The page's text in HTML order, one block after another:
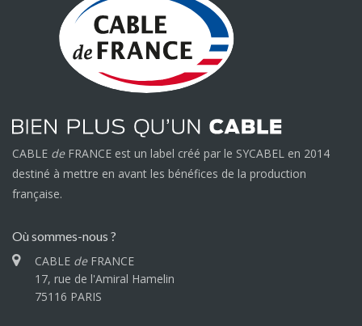
CABLE deFRANCE est un label créé par le SYCABEL en 2014
destiné à mettre en avant les bénéfices de la production
française.
Où sommes-nous ?
CABLE deFRANCE
17, rue de l'Amiral Hamelin
75116 PARIS